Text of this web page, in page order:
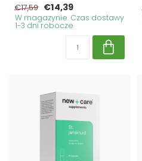
€17,59 €14,39
W magazynie. Czas dostawy
1-3 dni robocze